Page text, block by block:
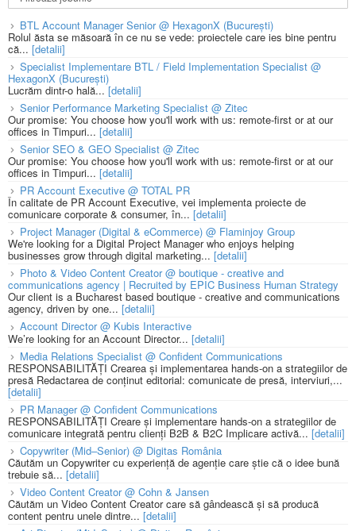
BTL Account Manager Senior @ HexagonX (București)
Rolul ăsta se măsoară în ce nu se vede: proiectele care ies bine pentru
că... [detalii]
Specialist Implementare BTL / Field Implementation Specialist @
HexagonX (București)
Lucrăm dintr-o hală...[detalii]
Senior Performance Marketing Specialist @ Zitec
Our promise: You choose how you'll work with us: remote-first or at our
offices in Timpuri... [detalii]
Senior SEO & GEO Specialist @ Zitec
Our promise: You choose how you'll work with us: remote-first or at our
offices in Timpuri... [detalii]
PR Account Executive @ TOTAL PR
În calitate de PR Account Executive, vei implementa proiecte de
comunicare corporate & consumer, în... [detalii]
Project Manager (Digital & eCommerce) @ Flaminjoy Group
We're looking for a Digital Project Manager who enjoys helping
businesses grow through digital marketing... [detalii]
Photo & Video Content Creator @ boutique - creative and
communications agency | Recruited by EPIC Business Human Strategy
Our client is a Bucharest based boutique - creative and communications
agency, driven by one... [detalii]
Account Director @ Kubis Interactive
We’re looking for an Account Director... [detalii]
Media Relations Specialist @ Confident Communications
RESPONSABILITĂȚI Crearea și implementarea hands-on a strategiilor de
presă Redactarea de conținut editorial: comunicate de presă, interviuri,...
[detalii]
PR Manager @ Confident Communications
RESPONSABILITĂȚI Creare și implementare hands-on a strategiilor de
comunicare integrată pentru clienți B2B & B2C Implicare activă... [detalii]
Copywriter (Mid–Senior) @ Digitas România
Căutăm un Copywriter cu experiență de agenție care știe că o idee bună
trebuie să... [detalii]
Video Content Creator @ Cohn & Jansen
Căutăm un Video Content Creator care să gândească și să producă
content pentru unele dintre... [detalii]